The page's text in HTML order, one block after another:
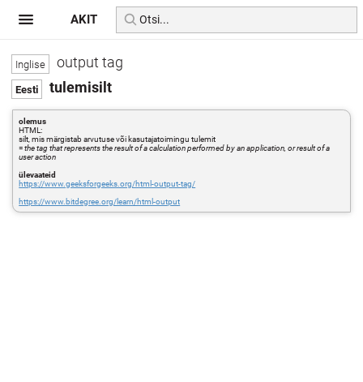
output tag
tulemisilt
olemus
HTML:
silt, mis märgistab arvutuse või kasutajatoimingu tulemit
=the tag that represents the result of a calculation performed by an application, or result of a
user action
ülevaateid
https://www.geeksforgeeks.org/html-output-tag/
https://www.bitdegree.org/learn/html-output
AKIT